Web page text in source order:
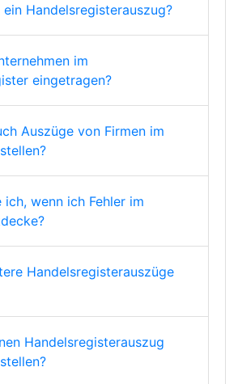
Handelsregisterauszug?
im
eingetragen?
Auszüge von Firmen im
ich, wenn ich Fehler im
Handelsregisterauszüge
Handelsregisterauszug